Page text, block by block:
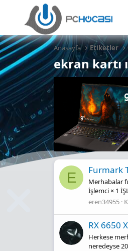
Anasayfa Etiketler
ekran kartı
E Furmark
Merhabalar
İşlemci × 1
eren34955
RX 6650
Herkese
neredeyse